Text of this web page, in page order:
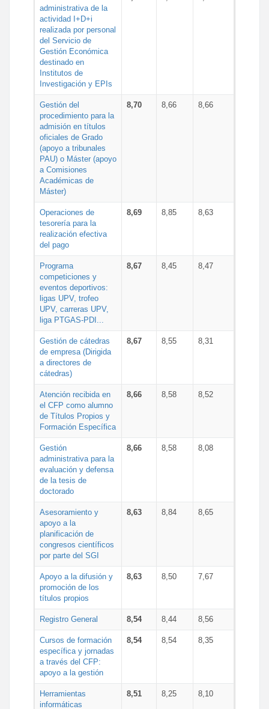
administrativa de la
actividad I+D+i
realizada por personal
del Servicio de
Gestión Económica
destinado en
Institutos de
Investigación y EPIs
Gestión del
procedimiento para la
admisión en títulos
oficiales de Grado
(apoyo a tribunales
PAU) o Máster (apoyo
a Comisiones
Académicas de
Máster)
8,70 8,66 8,66
Operaciones de
tesorería para la
realización efectiva
del pago
8,69 8,85 8,63
Programa
competiciones y
eventos deportivos:
ligas UPV, trofeo
UPV, carreras UPV,
liga PTGAS-PDI...
8,67 8,45 8,47
Gestión de cátedras
de empresa (Dirigida
a directores de
cátedras)
8,67 8,55 8,31
Atención recibida en
el CFP como alumno
de Títulos Propios y
Formación Específica
8,66 8,58 8,52
Gestión
administrativa para la
evaluación y defensa
de la tesis de
doctorado
8,66 8,58 8,08
Asesoramiento y
apoyo a la
planificación de
congresos científicos
por parte del SGI
8,63 8,84 8,65
Apoyo a la difusión y
promoción de los
títulos propios
8,63 8,50 7,67
Registro General 8,54 8,44 8,56
Cursos de formación
específica y jornadas
a través del CFP:
apoyo a la gestión
8,54 8,54 8,35
Herramientas
informáticas
8,51 8,25 8,10